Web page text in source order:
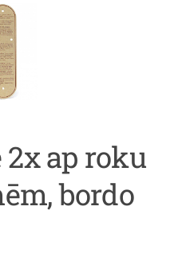
2x ap roku
bordo